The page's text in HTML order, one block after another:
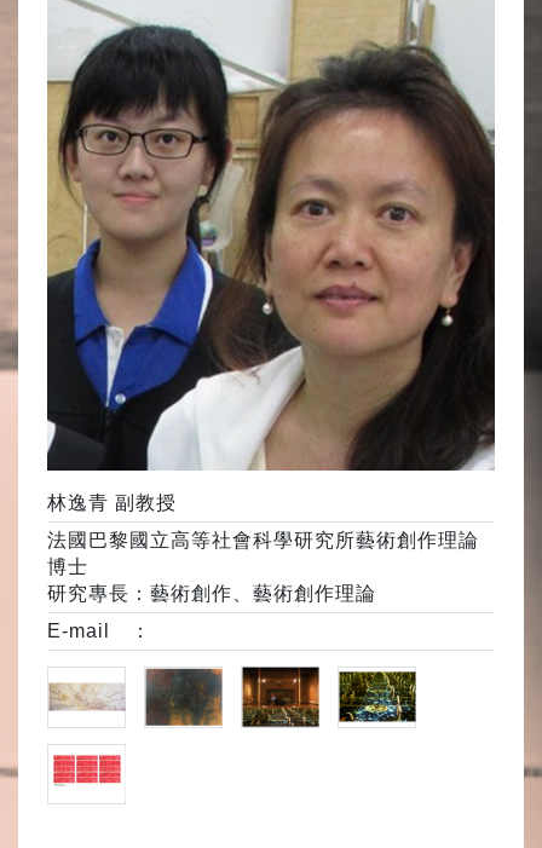
林逸青 副教授
法國巴黎國立高等社會科學研究所藝術創作理論
博士
研究專長：藝術創作、藝術創作理論
E-mail ：